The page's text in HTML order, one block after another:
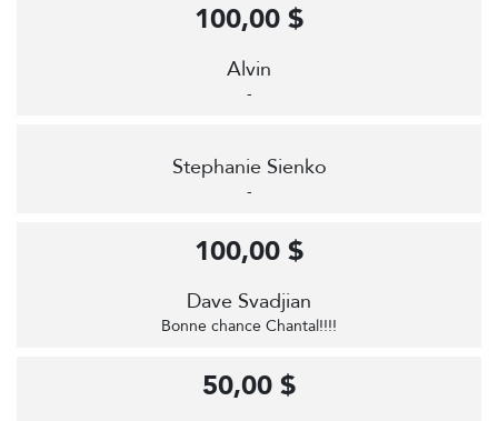
Alvin
-
100,00 $
Stephanie Sienko
-
Dave Svadjian
Bonne chance Chantal!!!!
100,00 $
50,00 $